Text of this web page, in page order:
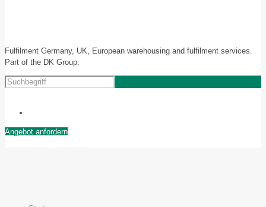
Fulfilment Germany, UK, European warehousing and fulfilment services.
Part of the DK Group.
Angebot anfordern